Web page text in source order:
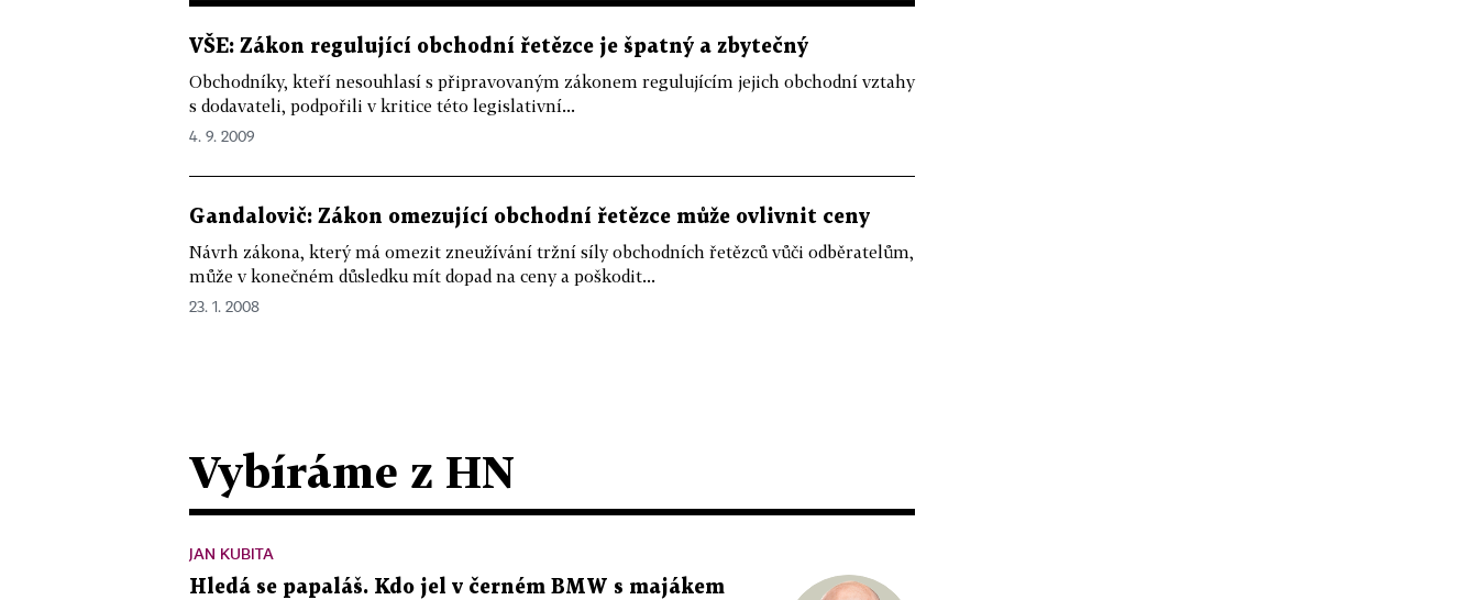
VŠE: Zákon regulující obchodní řetězce je špatný a zbytečný
Obchodníky, kteří nesouhlasí s připravovaným zákonem regulujícím jejich obchodní vztahy
s dodavateli, podpořili v kritice této legislativní...
4. 9. 2009
Gandalovič: Zákon omezující obchodní řetězce může ovlivnit ceny
Návrh zákona, který má omezit zneužívání tržní síly obchodních řetězců vůči odběratelům,
může v konečném důsledku mít dopad na ceny a poškodit...
23. 1. 2008
Vybíráme z HN
JAN KUBITA
Hledá se papaláš. Kdo jel v černém BMW s majákem